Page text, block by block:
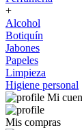
+
Alcohol
Botiquín
Jabones
Papeles
Limpieza
Higiene personal
Mi
Mis compras